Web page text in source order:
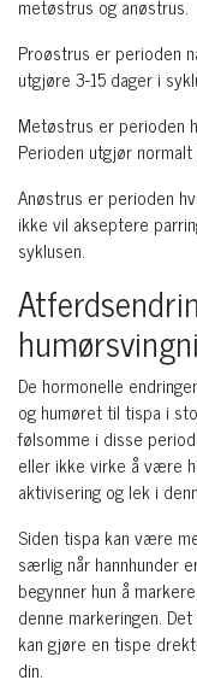
metøstrus og anøstrus.
Proøstrus er perioden
utgjøre 3-15 dager i
Metøstrus er perioden
Perioden utgjør
Anøstrus er perioden
ikke vil akseptere
syklusen.
De hormonelle
og humøret til tispa i
følsomme i disse
eller ikke virke å være
aktivisering og lek i
Siden tispa kan være
særlig når hannhunder
begynner hun å
denne markeringen.
kan gjøre en tispe
din.